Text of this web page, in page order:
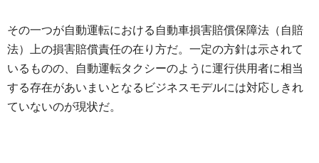
その一つが自動運転における自動車損害賠償保障法（自賠
法）上の損害賠償責任の在り方だ。一定の方針は示されて
いるものの、自動運転タクシーのように運行供用者に相当
する存在があいまいとなるビジネスモデルには対応しきれ
ていないのが現状だ。